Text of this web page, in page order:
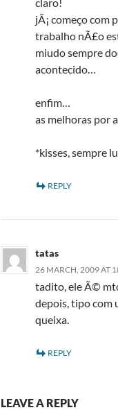
jÃ¡ começo com
trabalho nÃ£o
miudo sempre
acontecido…
enfim…
as melhoras por
*kisses, sempre
REPLY
tatas
26 MARCH, 2009 AT
tadito, ele Ã©
depois, tipo com
queixa.
REPLY
LEAVE A REPLY